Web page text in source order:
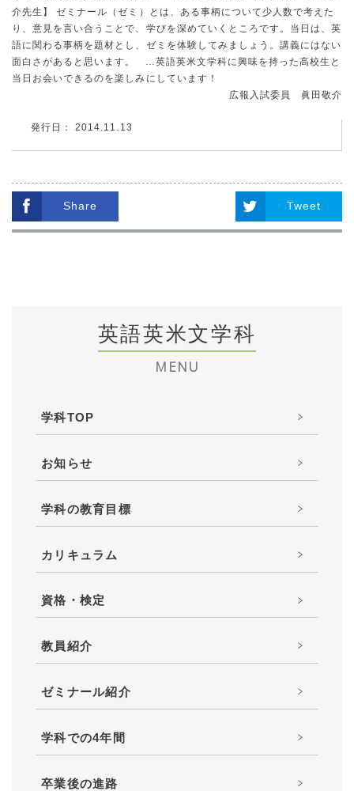
介先生】 ゼミナール（ゼミ）とは、ある事柄について少人数で考えた
り、意見を言い合うことで、学びを深めていくところです。当日は、英
語に関わる事柄を題材とし、ゼミを体験してみましょう。講義にはない
面白さがあると思います。 …英語英米文学科に興味を持った高校生と
当日お会いできるのを楽しみにしています！
広報入試委員 眞田敬介
発行日： 2014.11.13
Share Tweet
英語英米文学科
MENU
学科TOP
お知らせ
学科の教育目標
カリキュラム
資格・検定
教員紹介
ゼミナール紹介
学科での4年間
卒業後の進路